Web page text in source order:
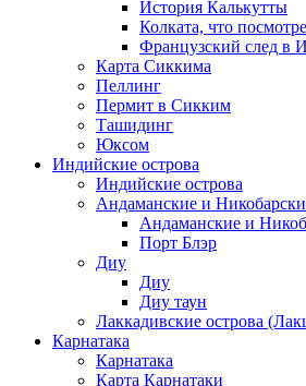
История Калькутты
Колката, что
Французский след в
Карта Сиккима
Пеллинг
Пермит в Сикким
Ташидинг
Юксом
Индийские острова
Индийские острова
Андаманские и
Андаманские и
Порт Блэр
Диу
Диу
Диу таун
Лаккадивские острова
Карнатака
Карнатака
Карта Карнатаки